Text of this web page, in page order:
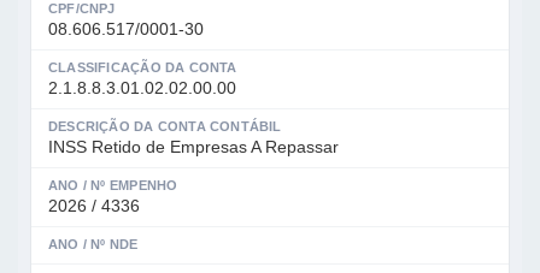
CPF/CNPJ
08.606.517/0001-30
CLASSIFICAÇÃO DA CONTA
2.1.8.8.3.01.02.02.00.00
DESCRIÇÃO DA CONTA CONTÁBIL
INSS Retido de Empresas A Repassar
ANO / Nº EMPENHO
2026 / 4336
ANO / Nº NDE